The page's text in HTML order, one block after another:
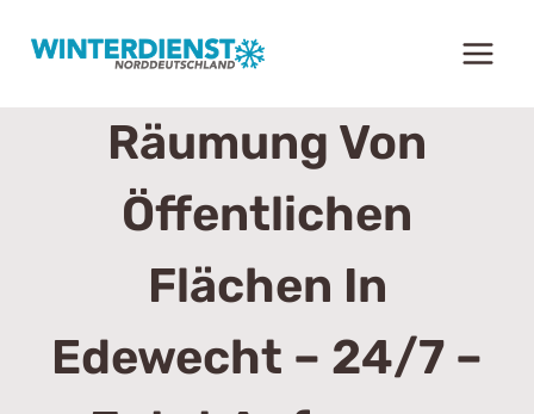
Inhalt
Räumung Von
Öffentlichen
Flächen In
Edewecht – 24/7 –